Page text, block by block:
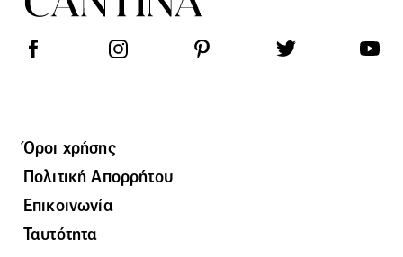
Όροι χρήσης
Πολιτική Απορρήτου
Επικοινωνία
Ταυτότητα